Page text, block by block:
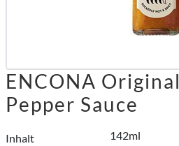
ENCONA Original
Pepper Sauce
Inhalt 142ml